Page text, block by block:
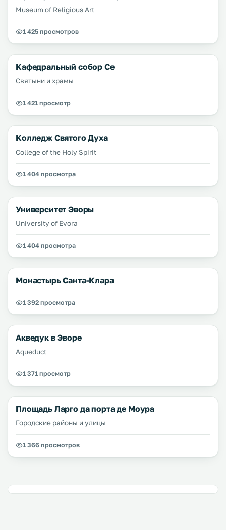
Museum of Religious Art
1 425 просмотров
Кафедральный собор Се
Святыни и храмы
1 421 просмотр
Колледж Святого Духа
College of the Holy Spirit
1 404 просмотра
Университет Эворы
University of Evora
1 404 просмотра
Монастырь Санта-Клара
1 392 просмотра
Акведук в Эворе
Aqueduct
1 371 просмотр
Площадь Ларго да порта де Моура
Городские районы и улицы
1 366 просмотров